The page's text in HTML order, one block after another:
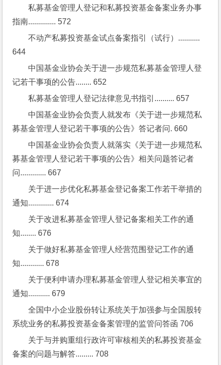
私募基金管理人登记和私募投资基金备案业务办事
指南.............. 572
不动产私募投资基金试点备案指引（试行）...........
644
中国基金业协会关于进一步规范私募基金管理人登
记若干事项的公告........ 652
私募基金管理人登记法律意见书指引.......... 657
中国基金业协会负责人就发布《关于进一步规范私
募基金管理人登记若干事项的公告》答记者问. 660
中国基金业协会负责人就落实《关于进一步规范私
募基金管理人登记若干事项的公告》相关问题答记者
问............. 667
关于进一步优化私募基金登记备案工作若干举措的
通知............. 674
关于改进私募基金管理人登记备案相关工作的通
知........ 676
关于做好私募基金管理人经营范围登记工作的通
知............ 678
关于便利申请办理私募基金管理人登记相关事宜的
通知........... 679
全国中小企业股份转让系统关于加强参与全国股转
系统业务的私募投资基金备案管理的监管问答函 706
关于与并购重组行政许可审核相关的私募投资基金
备案的问题与解答......... 708